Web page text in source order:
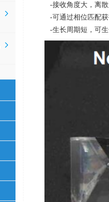
-接收角度大，离散
-可通过相位匹配
-生长周期短，可生